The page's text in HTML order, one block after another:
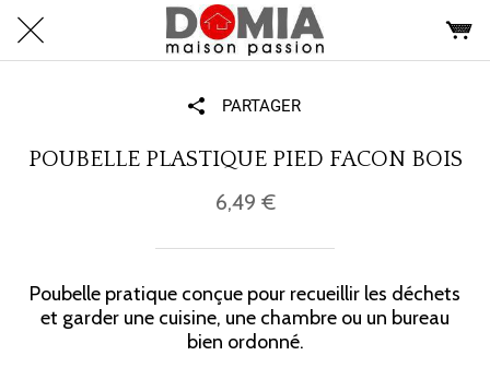
PARTAGER
POUBELLE PLASTIQUE PIED FACON BOIS
6,49 €
Poubelle pratique conçue pour recueillir les déchets
et garder une cuisine, une chambre ou un bureau
bien ordonné.